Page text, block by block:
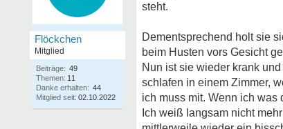
Flöckchen
Mitglied
Beiträge: 49
Themen: 11
Danke erhalten: 44
Mitglied seit: 02.10.2022
steht.
Dementsprechend holt sie
beim Husten vors Gesicht
Nun ist sie wieder krank
schlafen in einem Zimmer,
ich muss mit. Wenn ich
Ich weiß langsam nicht